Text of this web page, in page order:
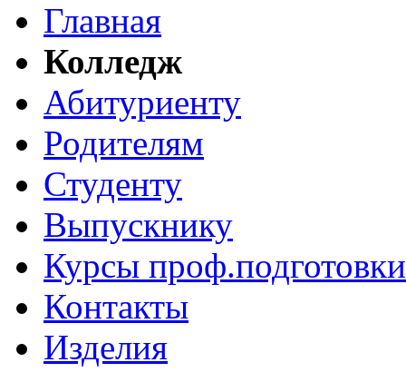
Главная
Колледж
Абитуриенту
Родителям
Студенту
Выпускнику
Курсы проф.подготовки
Контакты
Изделия